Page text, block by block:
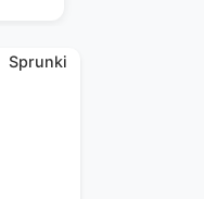
Sprunki